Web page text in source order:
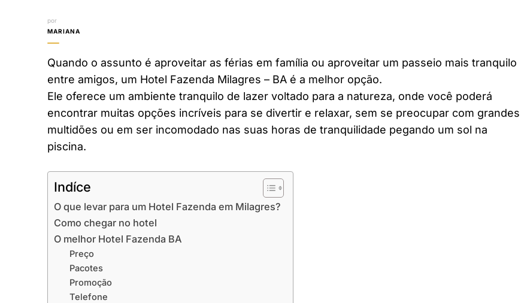
por
MARIANA
Quando o assunto é aproveitar as férias em família ou aproveitar um passeio mais tranquilo
entre amigos, um Hotel Fazenda Milagres – BA é a melhor opção.
Ele oferece um ambiente tranquilo de lazer voltado para a natureza, onde você poderá
encontrar muitas opções incríveis para se divertir e relaxar, sem se preocupar com grandes
multidões ou em ser incomodado nas suas horas de tranquilidade pegando um sol na
piscina.
Indíce
O que levar para um Hotel Fazenda em Milagres?
Como chegar no hotel
O melhor Hotel Fazenda BA
Preço
Pacotes
Promoção
Telefone